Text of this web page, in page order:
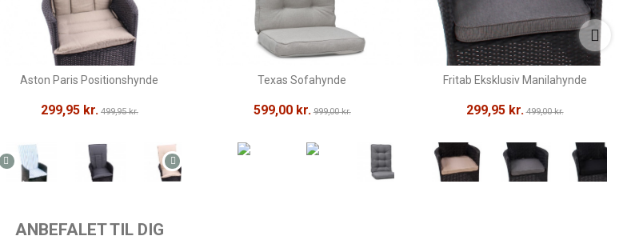
Aston Paris Positionshynde
299,95 kr. 499,95 kr.
Texas Sofahynde
599,00 kr. 999,00 kr.
Fritab Eksklusiv Manilahynde
299,95 kr. 499,00 kr.
ANBEFALET TIL DIG